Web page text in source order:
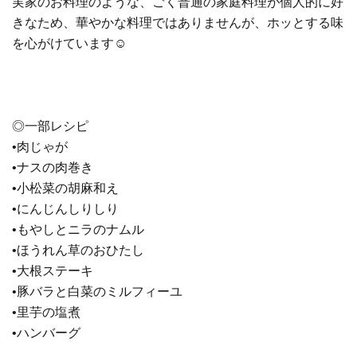
きなため、華やかな料理ではありませんが、ホッとする味
を心がけています☺︎
◎一部レシピ
•肉じゃが
•ナスの肉巻き
•小松菜の胡麻和え
•にんじんしりしり
•もやしとニラのナムル
•ほうれん草のおひたし
•大根ステーキ
•豚バラと白菜のミルフィーユ
•里芋の塩煮
•ハンバーグ